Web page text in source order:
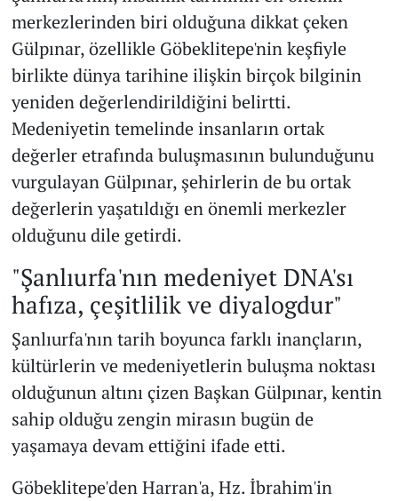
merkezlerinden biri olduğuna dikkat çeken
Gülpınar, özellikle Göbeklitepe'nin keşfiyle
birlikte dünya tarihine ilişkin birçok bilginin
yeniden değerlendirildiğini belirtti.
Medeniyetin temelinde insanların ortak
değerler etrafında buluşmasının bulunduğunu
vurgulayan Gülpınar, şehirlerin de bu ortak
değerlerin yaşatıldığı en önemli merkezler
olduğunu dile getirdi.
"Şanlıurfa'nın medeniyet DNA'sı
hafıza, çeşitlilik ve diyalogdur"
Şanlıurfa'nın tarih boyunca farklı inançların,
kültürlerin ve medeniyetlerin buluşma noktası
olduğunun altını çizen Başkan Gülpınar, kentin
sahip olduğu zengin mirasın bugün de
yaşamaya devam ettiğini ifade etti.
Göbeklitepe'den Harran'a, Hz. İbrahim'in